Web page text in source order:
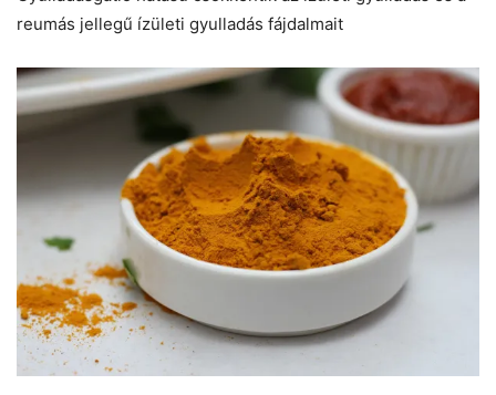
reumás jellegű ízületi gyulladás fájdalmait